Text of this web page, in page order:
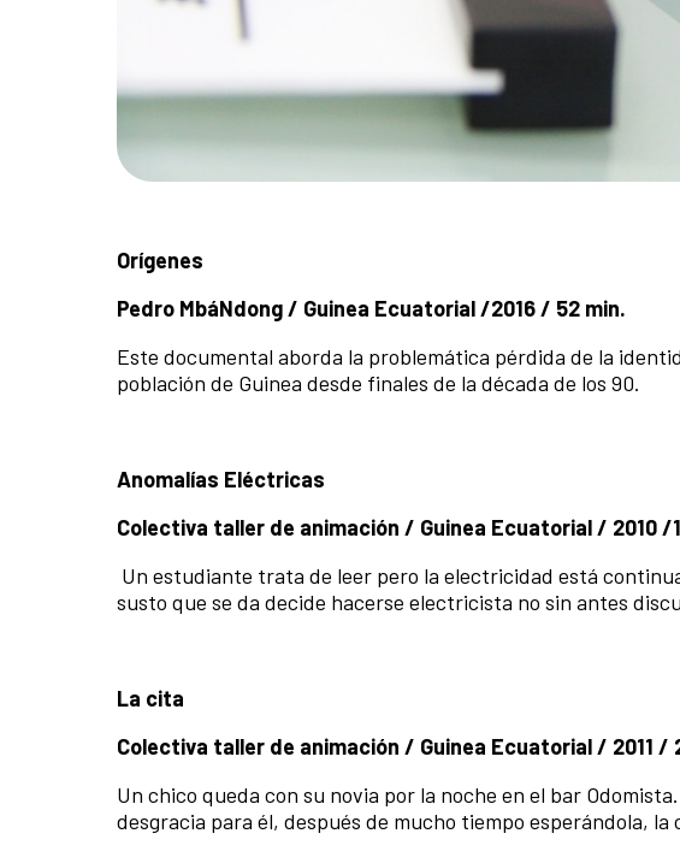
Orígenes
Pedro MbáNdong / Guinea Ecuatorial /2016 / 52 min.
Este documental aborda la problemática pérdida de la
población de Guinea desde finales de la década de los 90.
Anomalías Eléctricas
Colectiva taller de animación / Guinea Ecuatorial / 2010 /
Un estudiante trata de leer pero la electricidad está
susto que se da decide hacerse electricista no sin antes
La cita
Colectiva taller de animación / Guinea Ecuatorial / 2011 /
Un chico queda con su novia por la noche en el bar
desgracia para él, después de mucho tiempo esperándola, la